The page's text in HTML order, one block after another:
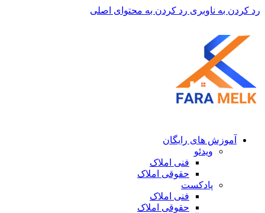
رد کردن به ناوبری رد کردن به محتوای اصلی
آموزش های رایگان
ویدئو
فنی املاک
حقوقی املاک
پادکست
فنی املاک
حقوقی املاک